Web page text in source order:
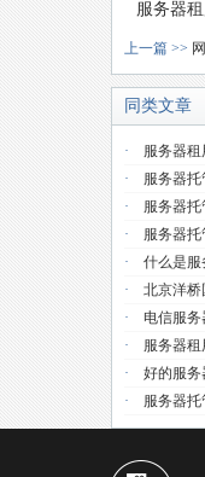
服务器
上一篇 >>
同类文章
· 服务器
· 服务器
· 服务器
· 服务器
· 什么是服
· 北京洋桥
· 电信服
· 服务器
· 好的服务
· 服务器